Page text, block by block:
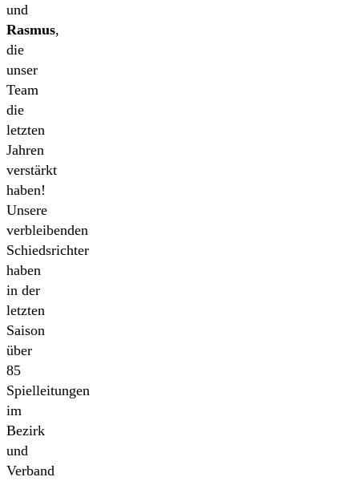
und
Rasmus,
die
unser
Team
die
letzten
Jahren
verstärkt
haben!
Unsere
verbleibenden
Schiedsrichter
haben
in der
letzten
Saison
über
85
Spielleitungen
im
Bezirk
und
Verband